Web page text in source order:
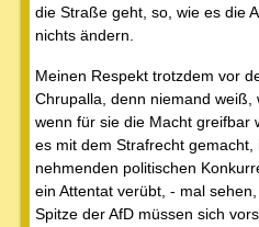
die Straße geht, so, wie es die
nichts ändern.
Meinen Respekt trotzdem vor
Chrupalla, denn niemand weiß,
wenn für sie die Macht greifbar
es mit dem Strafrecht
nehmenden politischen
ein Attentat verübt, - mal
Spitze der AfD müssen sich